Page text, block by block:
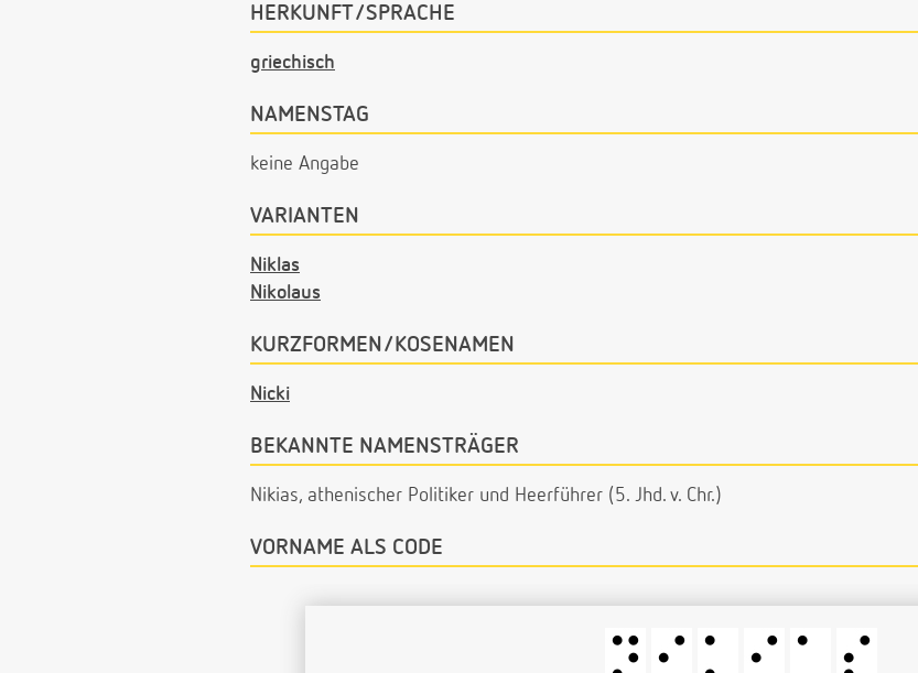
HERKUNFT/SPRACHE
griechisch
NAMENSTAG
keine Angabe
VARIANTEN
Niklas
Nikolaus
KURZFORMEN/KOSENAMEN
Nicki
BEKANNTE NAMENSTRÄGER
Nikias, athenischer Politiker und Heerführer (5. Jhd. v. Chr.)
VORNAME ALS CODE